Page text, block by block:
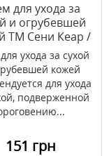
для ухода за
и огрубевшей
ТМ Сени Кеар /
Care 100мл
ухода за сухой
кожей
для ухода
подверженной
151 грн